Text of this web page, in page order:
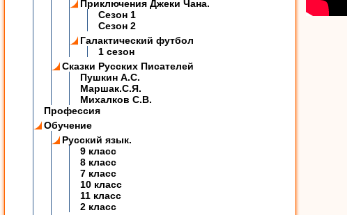
Приключения Джеки Чана.
Сезон 1
Сезон 2
Галактический футбол
1 сезон
Сказки Русских Писателей
Пушкин А.С.
Маршак.С.Я.
Михалков С.В.
Профессия
Обучение
Русский язык.
9 класс
8 класс
7 класс
10 класс
11 класс
2 класс